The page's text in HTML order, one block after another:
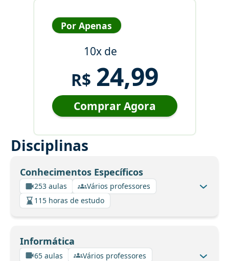
Por Apenas
10x de
R$ 24,99
Comprar Agora
Disciplinas
Conhecimentos Específicos
253 aulas
Vários professores
115 horas de estudo
Informática
65 aulas
Vários professores